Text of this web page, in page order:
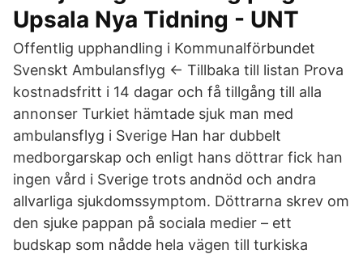
Upsala Nya Tidning - UNT
Offentlig upphandling i Kommunalförbundet
Svenskt Ambulansflyg ← Tillbaka till listan Prova
kostnadsfritt i 14 dagar och få tillgång till alla
annonser Turkiet hämtade sjuk man med
ambulansflyg i Sverige Han har dubbelt
medborgarskap och enligt hans döttrar fick han
ingen vård i Sverige trots andnöd och andra
allvarliga sjukdomssymptom. Döttrarna skrev om
den sjuke pappan på sociala medier – ett
budskap som nådde hela vägen till turkiska